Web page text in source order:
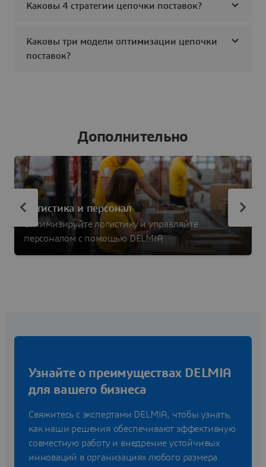
Каковы 4 стратегии цепочки поставок?
Каковы три модели оптимизации цепочки
поставок?
Дополнительно
Логистика и персонал
Оптимизируйте логистику и управляйте
персоналом с помощью DELMIA
Узнайте о преимуществах DELMIA
для вашего бизнеса
Свяжитесь с экспертами DELMIA, чтобы узнать,
как наши решения обеспечивают эффективную
совместную работу и внедрение устойчивых
инноваций в организациях любого размера.